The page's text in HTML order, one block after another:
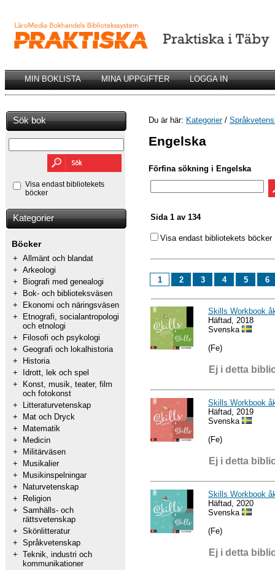
MIN BOKLISTA MINA UPPGIFTER LOGGA IN
Sök bok
Visa endast bibliotekets
böcker
Kategorier
Böcker
+ Allmänt och blandat
+ Arkeologi
+
Biografi med genealogi
+
Bok- och biblioteksväsen
+
Ekonomi och näringsväsen
+
Etnografi, socialantropologi
och etnologi
+
Filosofi och psykologi
+ Geografi och lokalhistoria
+
Historia
+
Idrott, lek och spel
+
Konst, musik, teater, film
och fotokonst
+
Litteraturvetenskap
+
Mat och Dryck
+
Matematik
+
Medicin
+
Militärväsen
+
Musikalier
+
Musikinspelningar
+
Naturvetenskap
+
Religion
+ Samhälls- och
rättsvetenskap
+ Skönlitteratur
+ Språkvetenskap
+ Teknik, industri och
kommunikationer
Du är här: Kategorier/
Engelska
Förfina sökning i Engelska
Sida 1 av 134
Visa endast bibliotekets böcker
1 2 3 4 5 6
Skills Workbook
Häftad, 2018
Svenska
(Fe)
Ej i detta
Skills Workbook
Häftad, 2019
Svenska
(Fe)
Ej i detta
Skills Workbook
Häftad, 2020
Svenska
(Fe)
Ej i detta